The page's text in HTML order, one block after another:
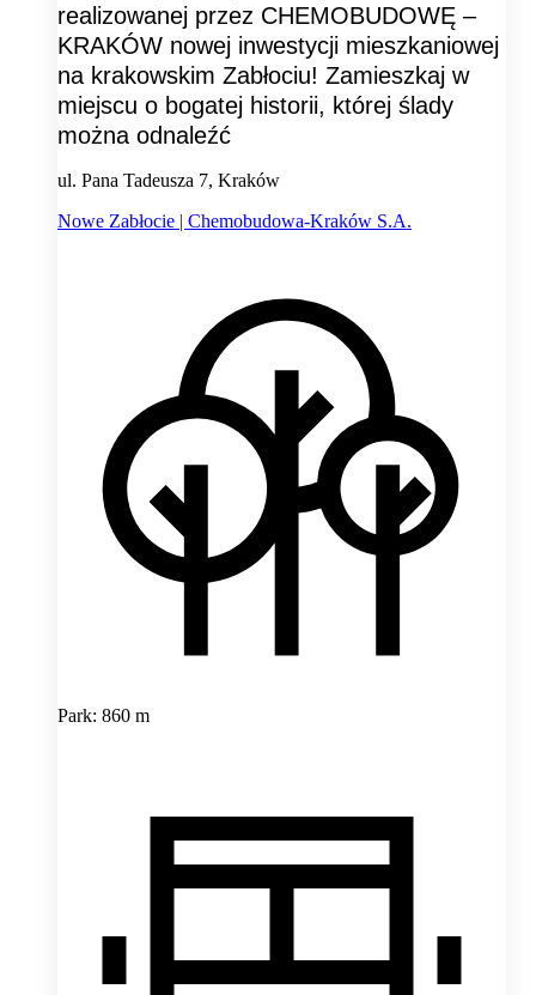
realizowanej przez CHEMOBUDOWĘ –
KRAKÓW nowej inwestycji mieszkaniowej
na krakowskim Zabłociu! Zamieszkaj w
miejscu o bogatej historii, której ślady
można odnaleźć
ul. Pana Tadeusza 7, Kraków
Nowe Zabłocie | Chemobudowa-Kraków S.A.
Park: 860 m